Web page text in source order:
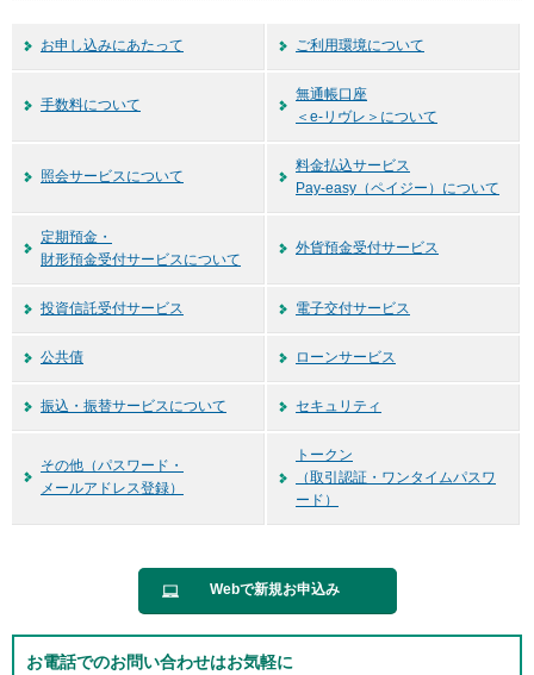
ま
ッ
お申し込みにあたって ご利用環境について
手数料について
無通帳口座
＜e-リヴレ＞について
照会サービスについて
料金払込サービス
Pay-easy（ペイジー）について
定期預金・
財形預金受付サービスについて
外貨預金受付サービス
投資信託受付サービス 電子交付サービス
公共債 ローンサービス
振込・振替サービスについて セキュリティ
その他（パスワード・
メールアドレス登録）
トークン
（取引認証・ワンタイムパスワ
ード）
Webで新規お申込み
お電話でのお問い合わせはお気軽に